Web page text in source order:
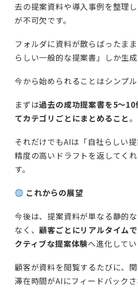
去の提案資料や導入事例を整理
が不可欠です。
フォルダに資料が散らばったま
らしい一般的な提案書」しか生成
今から始められることはシンプル
まずは過去の成功提案書を5〜
てカテゴリごとにまとめること。
それだけでもAIは「自社らしい提
精度の高いドラフトを返してく
す。
これからの展望
今後は、提案資料が単なる静的
なく、顧客ごとにリアルタイム
クティブな提案体験へ進化してい
顧客が資料を閲覧するたびに、
滞在時間がAIにフィードバック